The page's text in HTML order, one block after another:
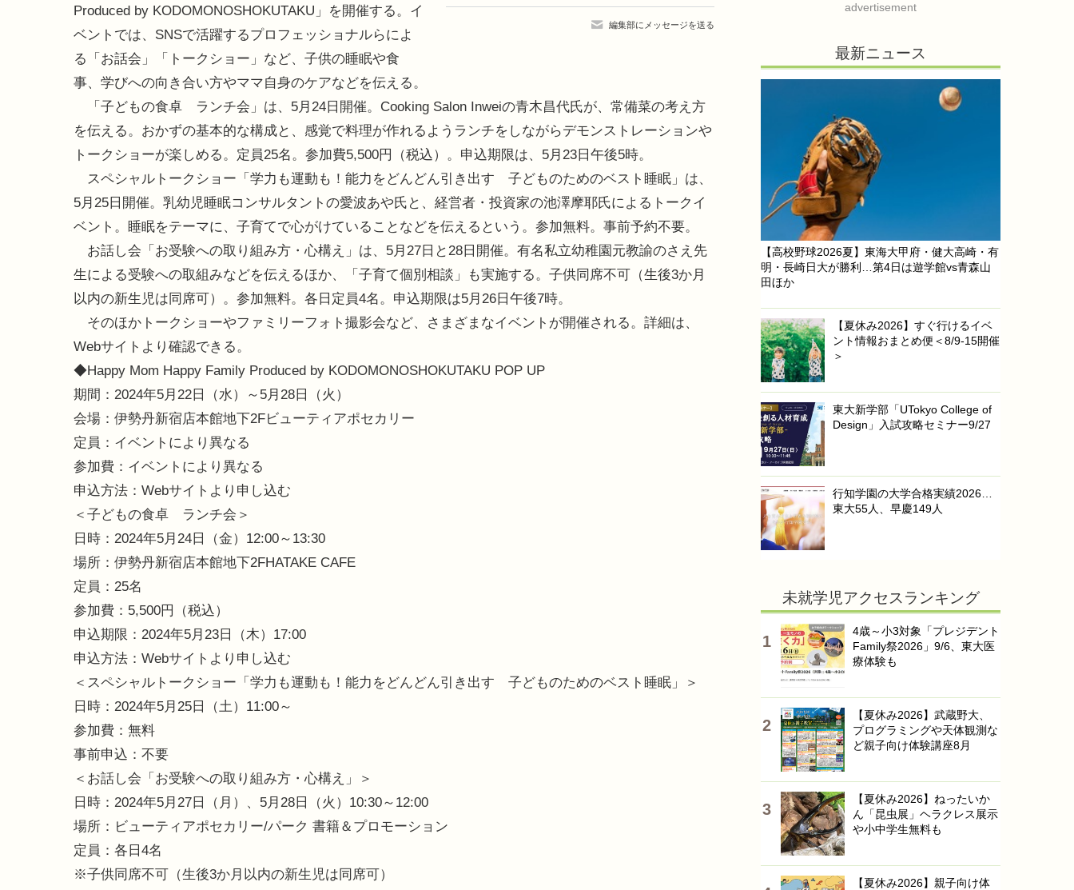
編集部にメッセージを送る
Produced by KODOMONOSHOKUTAKU」を開催する。イ
ベントでは、SNSで活躍するプロフェッショナルらによ
る「お話会」「トークショー」など、子供の睡眠や食
事、学びへの向き合い方やママ自身のケアなどを伝える。
「子どもの食卓 ランチ会」は、5月24日開催。Cooking Salon Inweiの青木昌代氏が、常備菜の考え方
を伝える。おかずの基本的な構成と、感覚で料理が作れるようランチをしながらデモンストレーションや
トークショーが楽しめる。定員25名。参加費5,500円（税込）。申込期限は、5月23日午後5時。
スペシャルトークショー「学力も運動も！能力をどんどん引き出す 子どものためのベスト睡眠」は、
5月25日開催。乳幼児睡眠コンサルタントの愛波あや氏と、経営者・投資家の池澤摩耶氏によるトークイ
ベント。睡眠をテーマに、子育てで心がけていることなどを伝えるという。参加無料。事前予約不要。
お話し会「お受験への取り組み方・心構え」は、5月27日と28日開催。有名私立幼稚園元教諭のさえ先
生による受験への取組みなどを伝えるほか、「子育て個別相談」も実施する。子供同席不可（生後3か月
以内の新生児は同席可）。参加無料。各日定員4名。申込期限は5月26日午後7時。
そのほかトークショーやファミリーフォト撮影会など、さまざまなイベントが開催される。詳細は、
Webサイトより確認できる。
◆Happy Mom Happy Family Produced by KODOMONOSHOKUTAKU POP UP
期間：2024年5月22日（水）～5月28日（火）
会場：伊勢丹新宿店本館地下2Fビューティアポセカリー
定員：イベントにより異なる
参加費：イベントにより異なる
申込方法：Webサイトより申し込む
＜子どもの食卓 ランチ会＞
日時：2024年5月24日（金）12:00～13:30
場所：伊勢丹新宿店本館地下2FHATAKE CAFE
定員：25名
参加費：5,500円（税込）
申込期限：2024年5月23日（木）17:00
申込方法：Webサイトより申し込む
＜スペシャルトークショー「学力も運動も！能力をどんどん引き出す 子どものためのベスト睡眠」＞
日時：2024年5月25日（土）11:00～
参加費：無料
事前申込：不要
＜お話し会「お受験への取り組み方・心構え」＞
日時：2024年5月27日（月）、5月28日（火）10:30～12:00
場所：ビューティアポセカリー/パーク 書籍＆プロモーション
定員：各日4名
※子供同席不可（生後3か月以内の新生児は同席可）
advertisement
最新ニュース
【高校野球2026夏】東海大甲府・健大高崎・有
明・長崎日大が勝利…第4日は遊学館vs青森山
田ほか
【夏休み2026】すぐ行けるイベ
ント情報おまとめ便＜8/9-15開催
＞
東大新学部「UTokyo College of
Design」入試攻略セミナー9/27
行知学園の大学合格実績2026…
東大55人、早慶149人
未就学児アクセスランキング
4歳～小3対象「プレジデント
Family祭2026」9/6、東大医
療体験も
【夏休み2026】武蔵野大、
プログラミングや天体観測な
ど親子向け体験講座8月
【夏休み2026】ねったいか
ん「昆虫展」ヘラクレス展示
や小中学生無料も
【夏休み2026】親子向け体